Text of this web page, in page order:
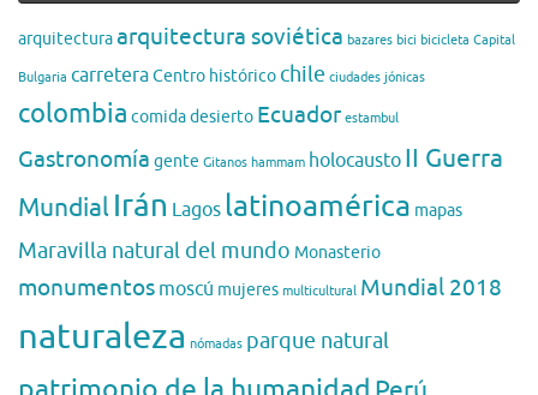
arquitecturaarquitectura soviética bazares bici bicicleta Capital
Bulgaria carreteraCentro histórico chile ciudades jónicas
colombia comidadesierto Ecuador estambul
Gastronomía gente Gitanos hammam holocausto II Guerra
MundialIrán Lagos latinoamérica mapas
Maravilla natural del mundo Monasterio
monumentos moscú mujeres multicultural Mundial 2018
naturaleza nómadas parque natural